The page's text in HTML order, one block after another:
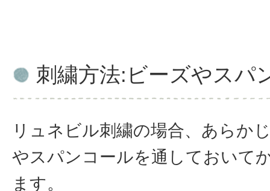
刺繍方法:ビーズやスパ
リュネビル刺繍の場合、あらか
やスパンコールを通しておいて
ます。